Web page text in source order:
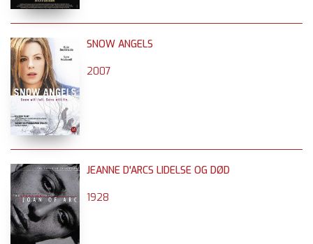
SNOW ANGELS
2007
JEANNE D'ARCS LIDELSE OG DØD
1928